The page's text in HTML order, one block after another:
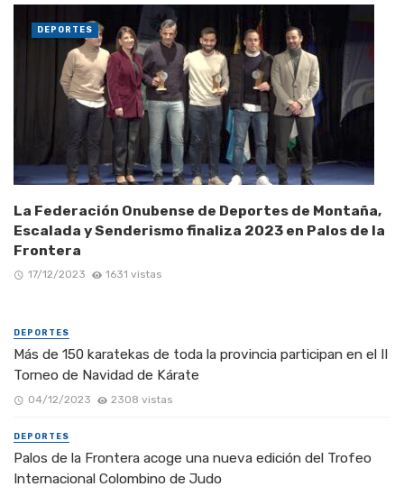
La Federación Onubense de Deportes de Montaña,
Escalada y Senderismo finaliza 2023 en Palos de la
Frontera
17/12/2023 1631 vistas
DEPORTES
DEPORTES
Más de 150 karatekas de toda la provincia participan en el II
Torneo de Navidad de Kárate
04/12/2023 2308 vistas
DEPORTES
Palos de la Frontera acoge una nueva edición del Trofeo
Internacional Colombino de Judo